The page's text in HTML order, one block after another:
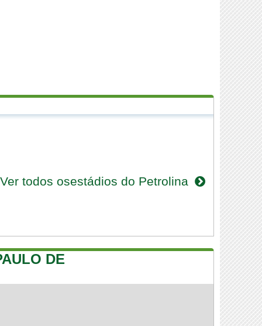
Ver todos osestádios do Petrolina
DE